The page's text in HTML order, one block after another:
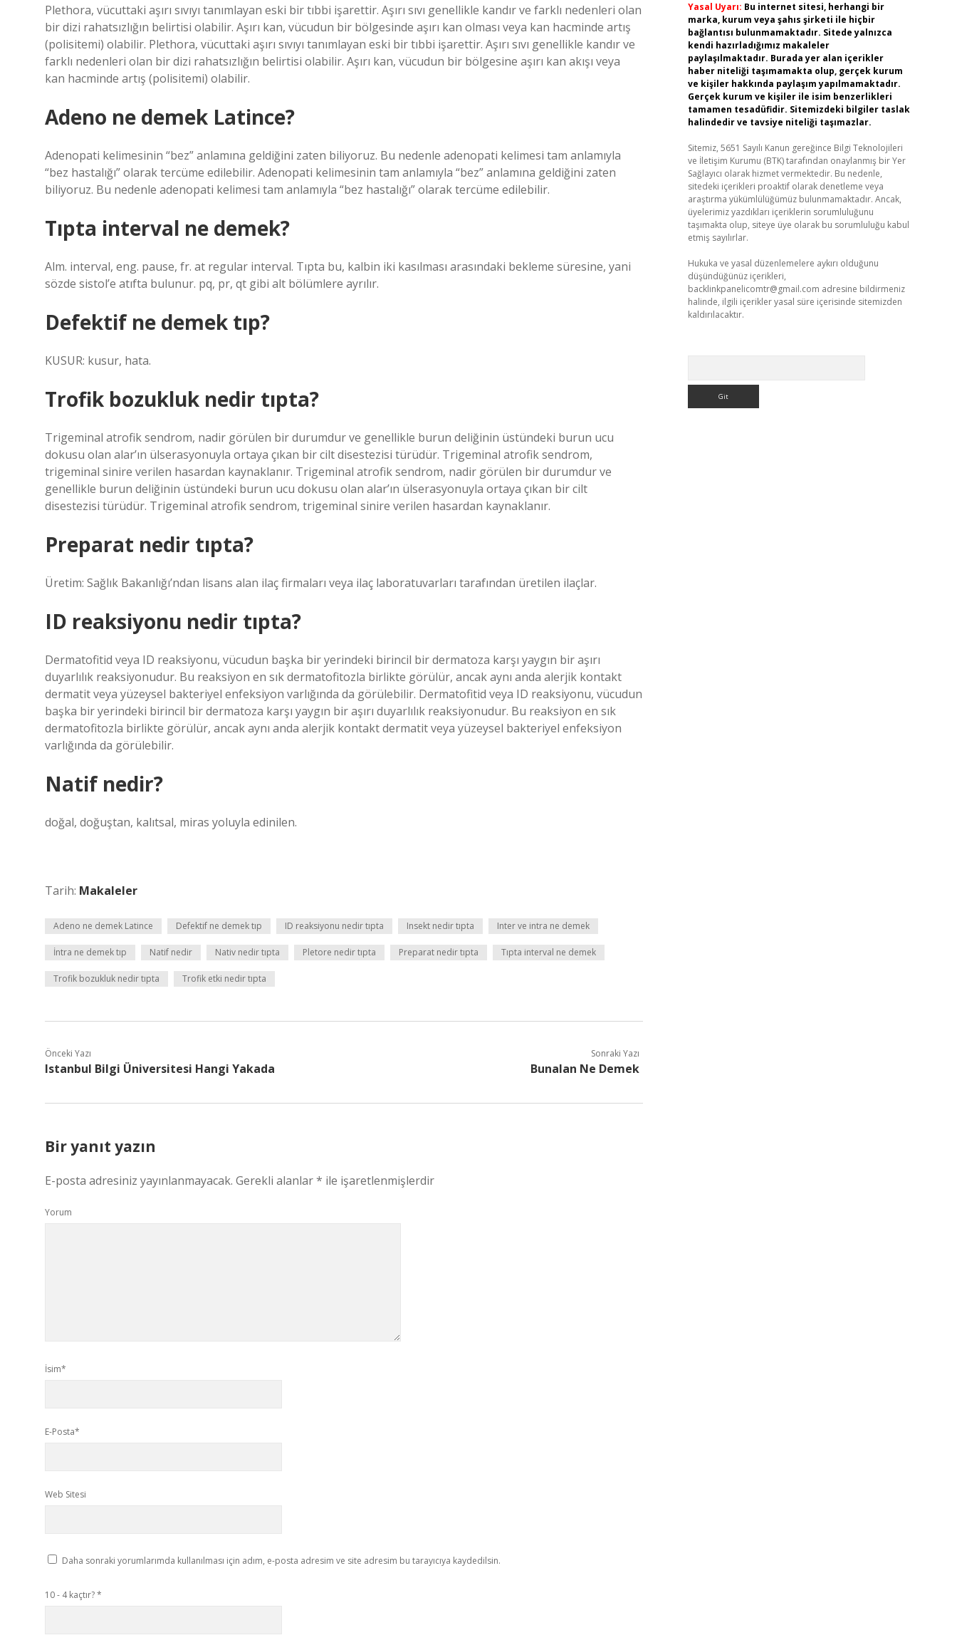
Plethora, vücuttaki aşırı sıvıyı tanımlayan eski bir tıbbi işarettir. Aşırı sıvı genellikle kandır ve farklı nedenleri olan
bir dizi rahatsızlığın belirtisi olabilir. Aşırı kan, vücudun bir bölgesinde aşırı kan olması veya kan hacminde artış
(polisitemi) olabilir. Plethora, vücuttaki aşırı sıvıyı tanımlayan eski bir tıbbi işarettir. Aşırı sıvı genellikle kandır ve
farklı nedenleri olan bir dizi rahatsızlığın belirtisi olabilir. Aşırı kan, vücudun bir bölgesine aşırı kan akışı veya
kan hacminde artış (polisitemi) olabilir.
Adeno ne demek Latince?
Adenopati kelimesinin “bez” anlamına geldiğini zaten biliyoruz. Bu nedenle adenopati kelimesi tam anlamıyla
“bez hastalığı” olarak tercüme edilebilir. Adenopati kelimesinin tam anlamıyla “bez” anlamına geldiğini zaten
biliyoruz. Bu nedenle adenopati kelimesi tam anlamıyla “bez hastalığı” olarak tercüme edilebilir.
Tıpta interval ne demek?
Alm. interval, eng. pause, fr. at regular interval. Tıpta bu, kalbin iki kasılması arasındaki bekleme süresine, yani
sözde sistol’e atıfta bulunur. pq, pr, qt gibi alt bölümlere ayrılır.
Defektif ne demek tıp?
KUSUR: kusur, hata.
Trofik bozukluk nedir tıpta?
Trigeminal atrofik sendrom, nadir görülen bir durumdur ve genellikle burun deliğinin üstündeki burun ucu
dokusu olan alar’ın ülserasyonuyla ortaya çıkan bir cilt disestezisi türüdür. Trigeminal atrofik sendrom,
trigeminal sinire verilen hasardan kaynaklanır. Trigeminal atrofik sendrom, nadir görülen bir durumdur ve
genellikle burun deliğinin üstündeki burun ucu dokusu olan alar’ın ülserasyonuyla ortaya çıkan bir cilt
disestezisi türüdür. Trigeminal atrofik sendrom, trigeminal sinire verilen hasardan kaynaklanır.
Preparat nedir tıpta?
Üretim: Sağlık Bakanlığı’ndan lisans alan ilaç firmaları veya ilaç laboratuvarları tarafından üretilen ilaçlar.
ID reaksiyonu nedir tıpta?
Dermatofitid veya ID reaksiyonu, vücudun başka bir yerindeki birincil bir dermatoza karşı yaygın bir aşırı
duyarlılık reaksiyonudur. Bu reaksiyon en sık dermatofitozla birlikte görülür, ancak aynı anda alerjik kontakt
dermatit veya yüzeysel bakteriyel enfeksiyon varlığında da görülebilir. Dermatofitid veya ID reaksiyonu, vücudun
başka bir yerindeki birincil bir dermatoza karşı yaygın bir aşırı duyarlılık reaksiyonudur. Bu reaksiyon en sık
dermatofitozla birlikte görülür, ancak aynı anda alerjik kontakt dermatit veya yüzeysel bakteriyel enfeksiyon
varlığında da görülebilir.
Natif nedir?
doğal, doğuştan, kalıtsal, miras yoluyla edinilen.
Tarih: Makaleler
Adeno ne demek Latince Defektif ne demek tıp ID reaksiyonu nedir tıpta Insekt nedir tıpta Inter ve intra ne demek
İntra ne demek tıp Natif nedir Nativ nedir tıpta Pletore nedir tıpta Preparat nedir tıpta Tıpta interval ne demek
Trofik bozukluk nedir tıpta Trofik etki nedir tıpta
Önceki Yazı
Istanbul Bilgi Üniversitesi Hangi Yakada
Sonraki Yazı
Bunalan Ne Demek
Bir yanıt yazın
E-posta adresiniz yayınlanmayacak. Gerekli alanlar* ile işaretlenmişlerdir
Yorum
İsim*
E-Posta*
Web Sitesi
Daha sonraki yorumlarımda kullanılması için adım, e-posta adresim ve site adresim bu tarayıcıya kaydedilsin.
10 - 4 kaçtır?*
Yasal Uyarı: Bu internet sitesi, herhangi bir
marka, kurum veya şahıs şirketi ile hiçbir
bağlantısı bulunmamaktadır. Sitede yalnızca
kendi hazırladığımız makaleler
paylaşılmaktadır. Burada yer alan içerikler
haber niteliği taşımamakta olup, gerçek kurum
ve kişiler hakkında paylaşım yapılmamaktadır.
Gerçek kurum ve kişiler ile isim benzerlikleri
tamamen tesadüfidir. Sitemizdeki bilgiler taslak
halindedir ve tavsiye niteliği taşımazlar.
Sitemiz, 5651 Sayılı Kanun gereğince Bilgi Teknolojileri
ve İletişim Kurumu (BTK) tarafından onaylanmış bir Yer
Sağlayıcı olarak hizmet vermektedir. Bu nedenle,
sitedeki içerikleri proaktif olarak denetleme veya
araştırma yükümlülüğümüz bulunmamaktadır. Ancak,
üyelerimiz yazdıkları içeriklerin sorumluluğunu
taşımakta olup, siteye üye olarak bu sorumluluğu kabul
etmiş sayılırlar.
Hukuka ve yasal düzenlemelere aykırı olduğunu
düşündüğünüz içerikleri,
backlinkpanelicomtr@gmail.com adresine bildirmeniz
halinde, ilgili içerikler yasal süre içerisinde sitemizden
kaldırılacaktır.